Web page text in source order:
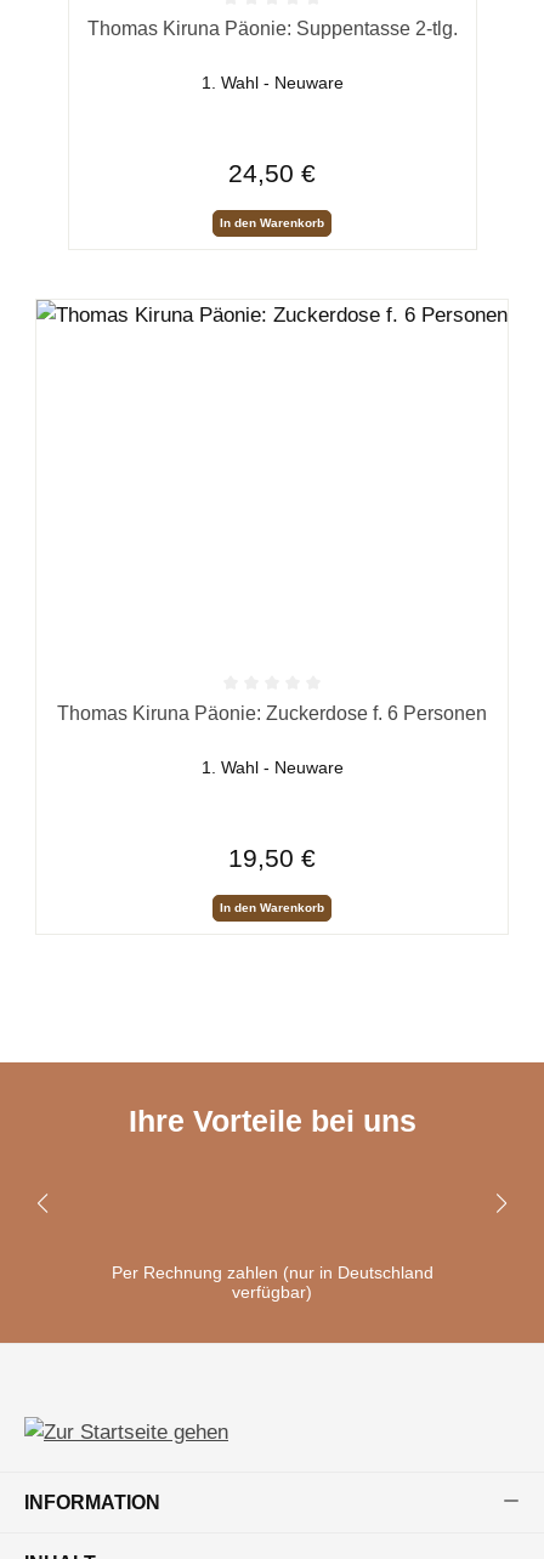
Durchschnittliche Bewertung von 0 von 5 Sternen
Thomas Kiruna Päonie: Suppentasse 2-tlg.
1. Wahl - Neuware
24,50 €
In den Warenkorb
Durchschnittliche Bewertung von 0 von 5 Sternen
Thomas Kiruna Päonie: Zuckerdose f. 6 Personen
1. Wahl - Neuware
19,50 €
In den Warenkorb
Ihre Vorteile bei uns
Per Rechnung zahlen (nur in Deutschland
verfügbar)
INFORMATION